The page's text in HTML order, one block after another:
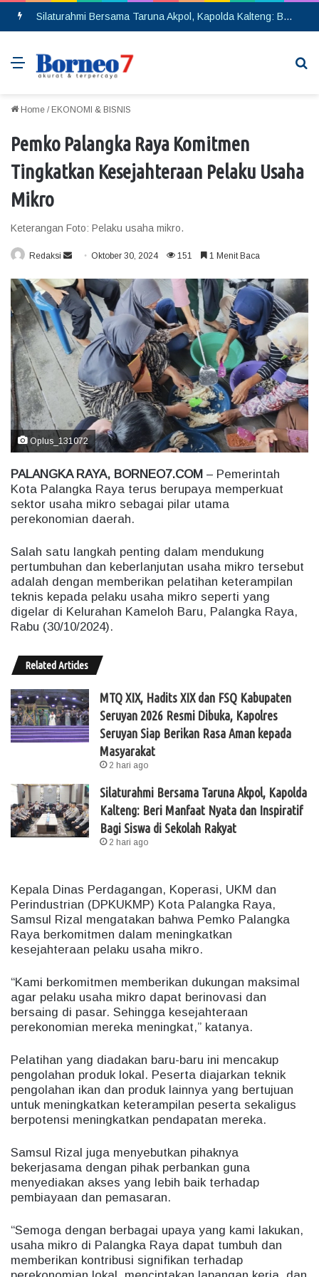
Silaturahmi Bersama Taruna Akpol, Kapolda Kalteng: Beri Manfaat Nyata dan Inspiratif Bagi Siswa di Sekolah Rakyat
Menu
Home / EKONOMI & BISNIS
Pemko Palangka Raya Komitmen
Tingkatkan Kesejahteraan Pelaku Usaha
Mikro
Keterangan Foto: Pelaku usaha mikro.
Redaksi
n
d
a
n
e
m
a
l
Oktober 30, 2024 151 1 Menit Baca
Oplus_131072
PALANGKA RAYA, BORNEO7.COM – Pemerintah
Kota Palangka Raya terus berupaya memperkuat
sektor usaha mikro sebagai pilar utama
perekonomian daerah.
Salah satu langkah penting dalam mendukung
pertumbuhan dan keberlanjutan usaha mikro tersebut
adalah dengan memberikan pelatihan keterampilan
teknis kepada pelaku usaha mikro seperti yang
digelar di Kelurahan Kameloh Baru, Palangka Raya,
Rabu (30/10/2024).
Related Articles
MTQ XIX, Hadits XIX dan FSQ Kabupaten
Seruyan 2026 Resmi Dibuka, Kapolres
Seruyan Siap Berikan Rasa Aman kepada
Masyarakat
2 hari ago
Silaturahmi Bersama Taruna Akpol, Kapolda
Kalteng: Beri Manfaat Nyata dan Inspiratif
Bagi Siswa di Sekolah Rakyat
2 hari ago
Kepala Dinas Perdagangan, Koperasi, UKM dan
Perindustrian (DPKUKMP) Kota Palangka Raya,
Samsul Rizal mengatakan bahwa Pemko Palangka
Raya berkomitmen dalam meningkatkan
kesejahteraan pelaku usaha mikro.
“Kami berkomitmen memberikan dukungan maksimal
agar pelaku usaha mikro dapat berinovasi dan
bersaing di pasar. Sehingga kesejahteraan
perekonomian mereka meningkat,” katanya.
Pelatihan yang diadakan baru-baru ini mencakup
pengolahan produk lokal. Peserta diajarkan teknik
pengolahan ikan dan produk lainnya yang bertujuan
untuk meningkatkan keterampilan peserta sekaligus
berpotensi meningkatkan pendapatan mereka.
Samsul Rizal juga menyebutkan pihaknya
bekerjasama dengan pihak perbankan guna
menyediakan akses yang lebih baik terhadap
pembiayaan dan pemasaran.
“Semoga dengan berbagai upaya yang kami lakukan,
usaha mikro di Palangka Raya dapat tumbuh dan
memberikan kontribusi signifikan terhadap